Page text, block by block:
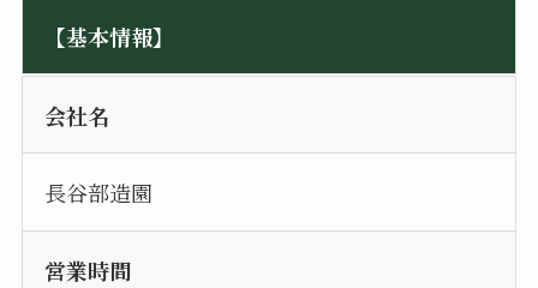
【基本情報】
会社名
長谷部造園
営業時間